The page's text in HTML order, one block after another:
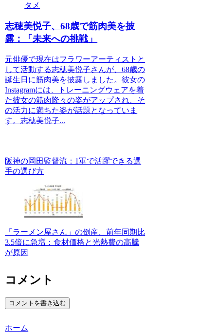
タメ
志穂美悦子、68歳で筋肉美を披
露：「未来への挑戦」
元俳優で現在はフラワーアーティストと
して活動する志穂美悦子さんが、68歳の
誕生日に筋肉美を披露しました。彼女の
Instagramには、トレーニングウェアを着
た彼女の筋肉隆々の姿がアップされ、そ
の活力に満ちた姿が話題となっていま
す。志穂美悦子...
阪神の岡田監督流：1軍で活躍できる選
手の選び方
「ラーメン屋さん」の倒産、前年同期比
3.5倍に急増：食材価格と光熱費の高騰
が原因
コメント
コメントを書き込む
ホーム